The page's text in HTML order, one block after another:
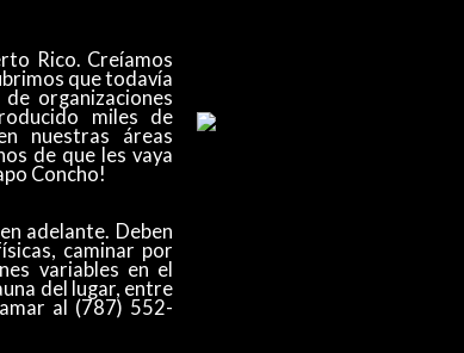
Rico. Creíamos
que todavía
organizaciones
miles de
nuestras áreas
de que les vaya
Concho!
adelante. Deben
caminar por
variables en el
del lugar, entre
al (787) 552-